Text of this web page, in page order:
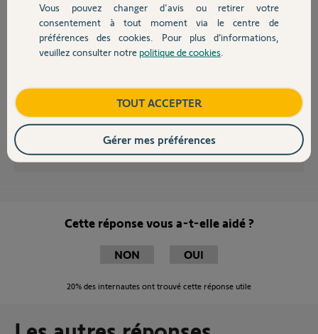
Devis avec un pro
Contact
L'alarme pourra se couper après quelques tentatives mais se
redéclenchera aussitôt. Elle fait bien son boulot...!!!
Donc, si vous recommencez cette erreur, pas de panique, mettez un
casque anti bruit, refermez l'élément, et enfin, coupez l'alarme.
A partir du clavier: code utilisateur, appui long sur Off jusquau bip et
Anonyme il y a environ 10 ans
Cette réponse vous a-t-elle aidé ?
NON OUI
20% des internautes ont trouvé cette réponse utile
Vous pouvez changer d'avis ou retirer votre
consentement à tout moment via le centre de
préférences des cookies. Pour plus d’informations,
veuillez consulter notre politique de cookies
TOUT ACCEPTER
Gérer mes préférences